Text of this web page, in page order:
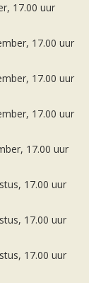
17.00 uur
17.00 uur
17.00 uur
17.00 uur
17.00 uur
17.00 uur
17.00 uur
17.00 uur